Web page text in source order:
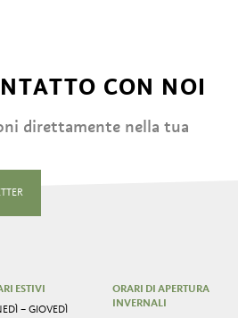
CON NOI
direttamente nella tua
ESTIVI
– GIOVEDÌ
ORARI DI APERTURA
INVERNALI